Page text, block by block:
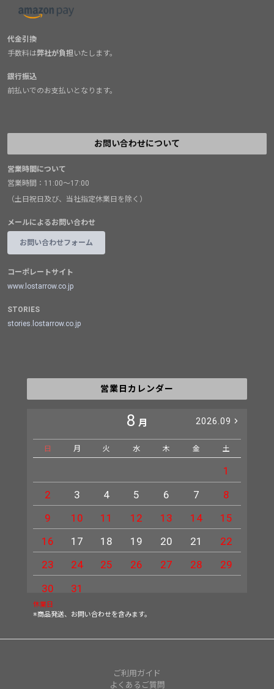
代金引換
手数料は弊社が負担いたします。
銀行振込
前払いでのお支払いとなります。
お問い合わせについて
営業時間について
営業時間：11:00～17:00
（土日祝日及び、当社指定休業日を除く）
メールによるお問い合わせ
お問い合わせフォーム
コーポレートサイト
www.lostarrow.co.jp
STORIES
stories.lostarrow.co.jp
営業日カレンダー
8 月 2026.09
日 月 火 水 木 金 土
1
2
3 4 5 6 7
8
9
10 11 12 13 14
15
16
17 18 19 20 21
22
23
24 25 26 27 28
29
30
31
休業日
※商品発送、お問い合わせを含みます。
ご利用ガイド
よくあるご質問